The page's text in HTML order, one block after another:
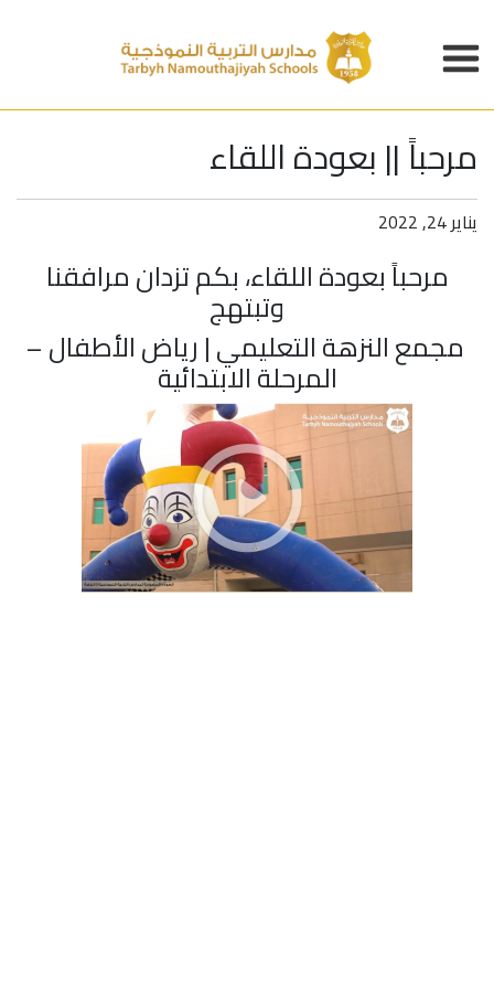
مرحباً || بعودة اللقاء
يناير 24, 2022
مرحباً بعودة اللقاء، بكم تزدان مرافقنا
وتبتهج
مجمع النزهة التعليمي | رياض الأطفال –
المرحلة الابتدائية